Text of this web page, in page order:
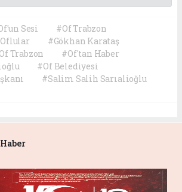
Sesi
#Of Trabzon
#Gökhan Karataş
Trabzon
#Of'tan Haber
#Of Belediyesi
#Salim Salih Sarıalioğlu